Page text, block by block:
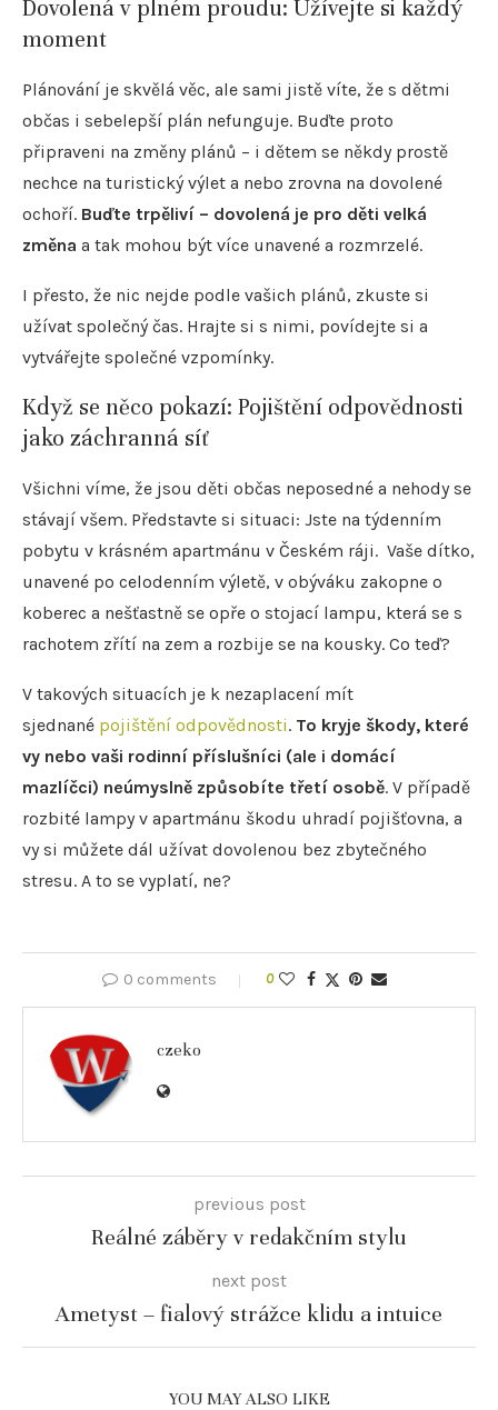
Dovolená v plném proudu: Užívejte si každý
moment
Plánování je skvělá věc, ale sami jistě víte, že s dětmi
občas i sebelepší plán nefunguje. Buďte proto
připraveni na změny plánů – i dětem se někdy prostě
nechce na turistický výlet a nebo zrovna na dovolené
ochoří. Buďte trpěliví – dovolená je pro děti velká
změna a tak mohou být více unavené a rozmrzelé.
I přesto, že nic nejde podle vašich plánů, zkuste si
užívat společný čas. Hrajte si s nimi, povídejte si a
vytvářejte společné vzpomínky.
Když se něco pokazí: Pojištění odpovědnosti
jako záchranná síť
Všichni víme, že jsou děti občas neposedné a nehody se
stávají všem. Představte si situaci: Jste na týdenním
pobytu v krásném apartmánu v Českém ráji. Vaše dítko,
unavené po celodenním výletě, v obýváku zakopne o
koberec a nešťastně se opře o stojací lampu, která se s
rachotem zřítí na zem a rozbije se na kousky. Co teď?
V takových situacích je k nezaplacení mít
sjednané pojištění odpovědnosti. To kryje škody, které
vy nebo vaši rodinní příslušníci (ale i domácí
mazlíčci) neúmyslně způsobíte třetí osobě. V případě
rozbité lampy v apartmánu škodu uhradí pojišťovna, a
vy si můžete dál užívat dovolenou bez zbytečného
stresu. A to se vyplatí, ne?
0 comments 0
czeko
previous post
Reálné záběry v redakčním stylu
next post
Ametyst – fialový strážce klidu a intuice
YOU MAY ALSO LIKE